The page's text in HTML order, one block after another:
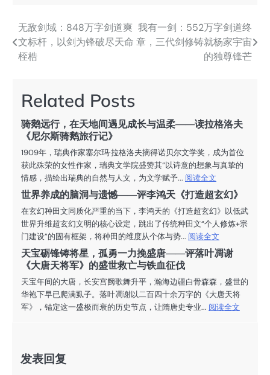
文
章
航
无敌剑域：848万字剑道爽
文标杆，以剑为锋破尽天命
桎梏
我有一剑：552万字剑道终
章，三代剑修铸就杨家宇宙
的独尊锋芒
Related Posts
骑鹅远行，在天地间遇见成长与温柔——读拉格洛夫
《尼尔斯骑鹅旅行记》
1909年，瑞典作家塞尔玛·拉格洛夫摘得诺贝尔文学奖，成为首位
获此殊荣的女性作家，瑞典文学院盛赞其“以诗意的想象与真挚的
情感，描绘出瑞典的自然与人文，为文学赋予... 阅读全文
世界养成的脑洞与遗憾——评李鸿天《打造超玄幻》
在玄幻种田文同质化严重的当下，李鸿天的《打造超玄幻》以低武
世界升维超玄幻文明的核心设定，跳出了传统种田文“个人修炼+宗
门建设”的固有框架，将种田的维度从个体与势... 阅读全文
天宝砺锋铸将星，孤勇一力挽盛唐——评落叶凋谢
《大唐天将军》的盛世救亡与铁血征伐
天宝年间的大唐，长安宫阙歌舞升平，瀚海边疆白骨森森，盛世的
华袍下早已爬满虱子。落叶凋谢以二百四十余万字的《大唐天将
军》，锚定这一盛极而衰的历史节点，让隋唐史专业... 阅读全文
发表回复